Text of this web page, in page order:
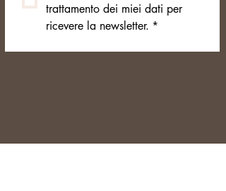
trattamento dei miei dati per
ricevere la newsletter. *